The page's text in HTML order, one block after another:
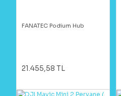
FANATEC Podium Hub
21.455,58 TL